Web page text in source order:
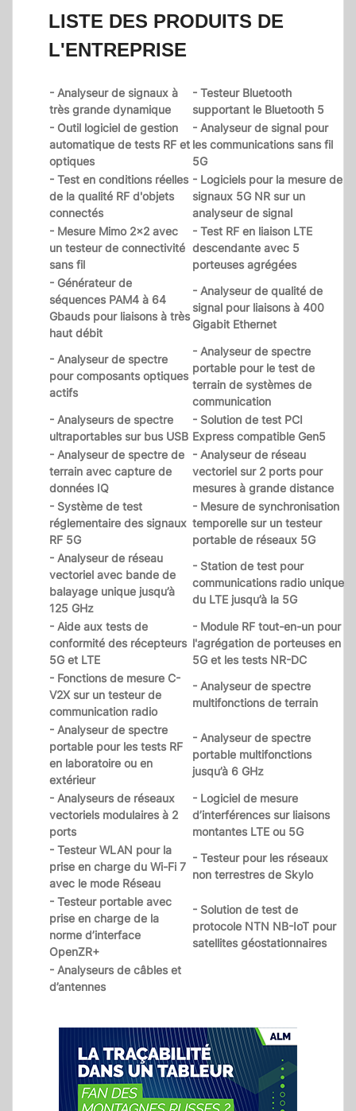
LISTE DES PRODUITS DE
L'ENTREPRISE
- Analyseur de signaux à
très grande dynamique
- Testeur Bluetooth
supportant le Bluetooth 5
- Outil logiciel de gestion
automatique de tests RF et
optiques
- Analyseur de signal pour
les communications sans fil
5G
- Test en conditions réelles
de la qualité RF d'objets
connectés
- Logiciels pour la mesure de
signaux 5G NR sur un
analyseur de signal
- Mesure Mimo 2x2 avec
un testeur de connectivité
sans fil
- Test RF en liaison LTE
descendante avec 5
porteuses agrégées
- Générateur de
séquences PAM4 à 64
Gbauds pour liaisons à très
haut débit
- Analyseur de qualité de
signal pour liaisons à 400
Gigabit Ethernet
- Analyseur de spectre
pour composants optiques
actifs
- Analyseur de spectre
portable pour le test de
terrain de systèmes de
communication
- Analyseurs de spectre
ultraportables sur bus USB
- Solution de test PCI
Express compatible Gen5
- Analyseur de spectre de
terrain avec capture de
données IQ
- Analyseur de réseau
vectoriel sur 2 ports pour
mesures à grande distance
- Système de test
réglementaire des signaux
RF 5G
- Mesure de synchronisation
temporelle sur un testeur
portable de réseaux 5G
- Analyseur de réseau
vectoriel avec bande de
balayage unique jusqu’à
125 GHz
- Station de test pour
communications radio unique
du LTE jusqu’à la 5G
- Aide aux tests de
conformité des récepteurs
5G et LTE
- Module RF tout-en-un pour
l'agrégation de porteuses en
5G et les tests NR-DC
- Fonctions de mesure C-
V2X sur un testeur de
communication radio
- Analyseur de spectre
multifonctions de terrain
- Analyseur de spectre
portable pour les tests RF
en laboratoire ou en
extérieur
- Analyseur de spectre
portable multifonctions
jusqu’à 6 GHz
- Analyseurs de réseaux
vectoriels modulaires à 2
ports
- Logiciel de mesure
d’interférences sur liaisons
montantes LTE ou 5G
- Testeur WLAN pour la
prise en charge du Wi-Fi 7
avec le mode Réseau
- Testeur pour les réseaux
non terrestres de Skylo
- Testeur portable avec
prise en charge de la
norme d’interface
OpenZR+
- Solution de test de
protocole NTN NB-IoT pour
satellites géostationnaires
- Analyseurs de câbles et
d’antennes